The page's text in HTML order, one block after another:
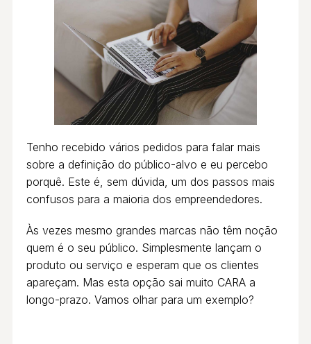
Tenho recebido vários pedidos para falar mais
sobre a definição do público-alvo e eu percebo
porquê. Este é, sem dúvida, um dos passos mais
confusos para a maioria dos empreendedores.
Às vezes mesmo grandes marcas não têm noção
quem é o seu público. Simplesmente lançam o
produto ou serviço e esperam que os clientes
apareçam. Mas esta opção sai muito CARA a
longo-prazo. Vamos olhar para um exemplo?